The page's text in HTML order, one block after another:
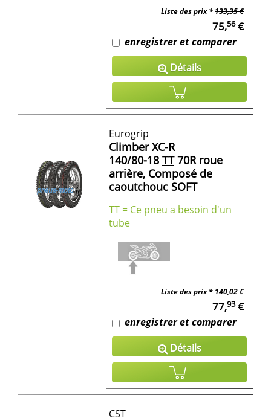
Liste des prix *133,35 €
75,56€
enregistrer et comparer
Détails
Eurogrip
Climber XC-R
140/80-18 TT70R roue
arrière, Composé de
caoutchouc SOFT
TT = Ce pneu a besoin d'un
tube
Liste des prix *140,02 €
77,93€
enregistrer et comparer
Détails
CST